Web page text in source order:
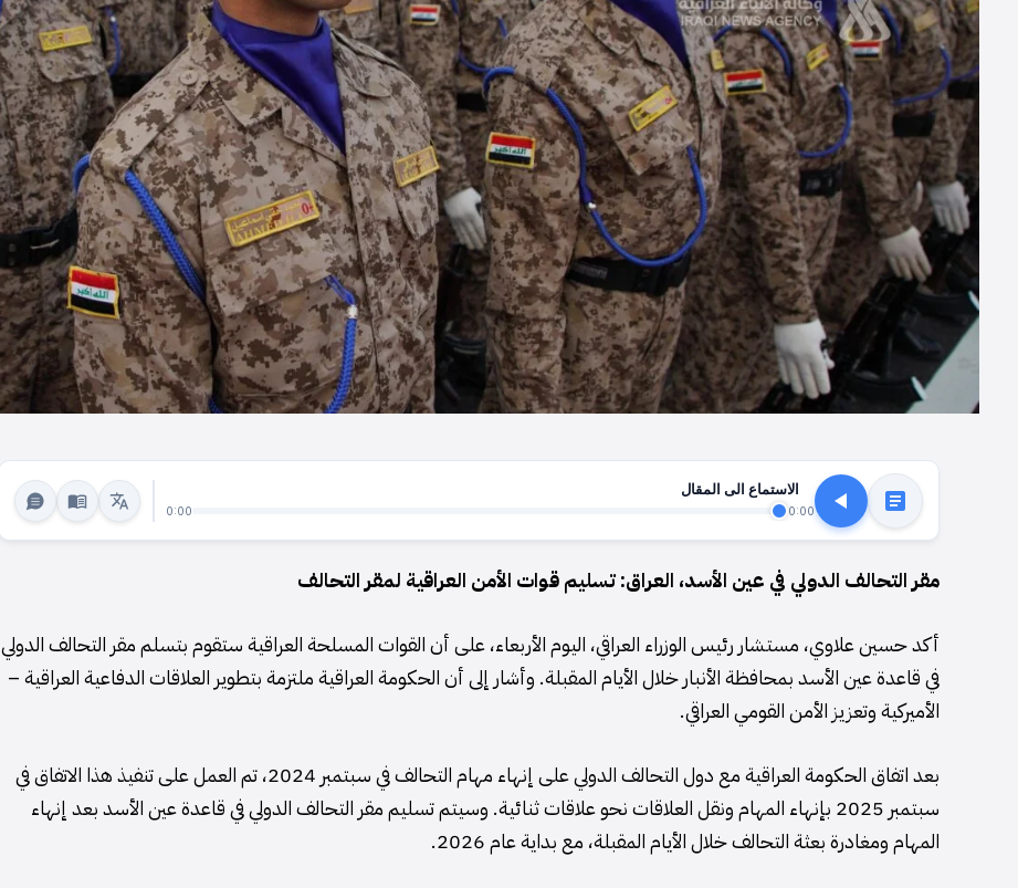
الاستماع الى المقال
0:00
0:00
مقر التحالف الدولي في عين الأسد، العراق: تسليم قوات الأمن العراقية لمقر التحالف
أكد حسين علاوي، مستشار رئيس الوزراء العراقي، اليوم الأربعاء، على أن القوات المسلحة العراقية ستقوم بتسلم مقر التحالف الدولي
في قاعدة عين الأسد بمحافظة الأنبار خلال الأيام المقبلة. وأشار إلى أن الحكومة العراقية ملتزمة بتطوير العلاقات الدفاعية العراقية –
الأميركية وتعزيز الأمن القومي العراقي.
بعد اتفاق الحكومة العراقية مع دول التحالف الدولي على إنهاء مهام التحالف في سبتمبر 2024، تم العمل على تنفيذ هذا الاتفاق في
سبتمبر 2025 بإنهاء المهام ونقل العلاقات نحو علاقات ثنائية. وسيتم تسليم مقر التحالف الدولي في قاعدة عين الأسد بعد إنهاء
المهام ومغادرة بعثة التحالف خلال الأيام المقبلة، مع بداية عام 2026.